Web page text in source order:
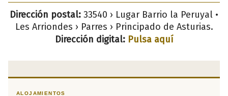
Dirección postal: 33540 › Lugar Barrio la Peruyal •
Les Arriondes › Parres › Principado de Asturias.
Dirección digital: Pulsa aquí